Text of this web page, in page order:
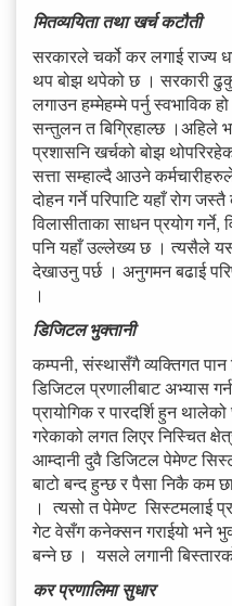
मितव्ययिता तथा खर्च कटौती
सरकारले चर्को कर लगाई राज्य
थप बोझ थपेको छ । सरकारी
लगाउन हम्मेहम्मे पर्नु स्वभाविक
सन्तुलन त बिग्रिहाल्छ ।अहिले
प्रशासनि खर्चको बोझ
सत्ता सम्हाल्दै आउने
दोहन गर्ने परिपाटि यहाँ रोग
विलासीताका साधन प्रयोग गर्ने,
पनि यहाँ उल्लेख्य छ । त्यसैले
देखाउनु पर्छ । अनुगमन बढाई
।
डिजिटल भुक्तानी
कम्पनी, संस्थासँगै व्यक्तिगत
डिजिटल प्रणालीबाट अभ्यास
प्रायोगिक र पारदर्शि हुन
गरेकाको लगत लिएर निस्चित
आम्दानी दुवै डिजिटल पेमेण्ट
बाटो बन्द हुन्छ र पैसा निकै कम
। त्यसो त पेमेण्ट सिस्टमलाई
गेट वेसँग कनेक्सन गराईयो भने
बन्ने छ । यसले लगानी
कर प्रणालिमा सुधार